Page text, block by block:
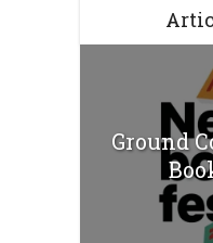
Ground